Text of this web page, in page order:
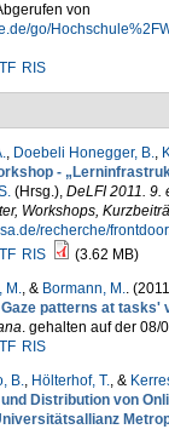
von
go/
RIS
, Doebeli Honegger, B.,
-
(Hrsg.), DeLFI 2011. 9.
Workshops,
recherche/
RIS
(3.62 MB)
M., & Bormann, M..
patterns at tasks'
. gehalten auf der 08/
RIS
B., Hölterhof, T., &
Distribution von